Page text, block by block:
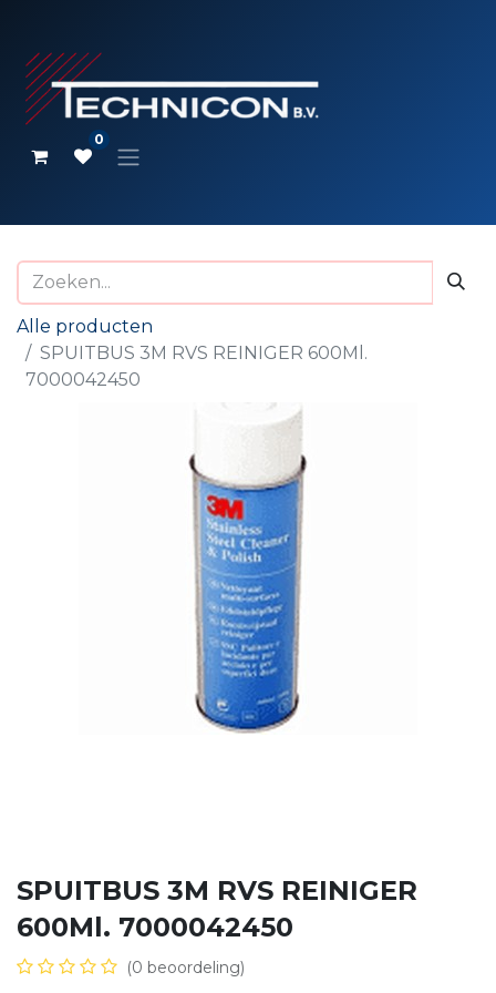
0
Alle producten
SPUITBUS 3M RVS REINIGER 600Ml.
7000042450
SPUITBUS 3M RVS REINIGER
600Ml. 7000042450
(0 beoordeling)